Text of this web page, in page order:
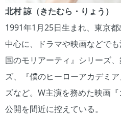
北村 諒（きたむら・りょう）
1991年1月25日生まれ、東京
中心に、ドラマや映画などで
国のモリアーティ』シリーズ
ズ、『僕のヒーローアカデミ
ズなど。W主演を務めた映画
公開を間近に控えている。